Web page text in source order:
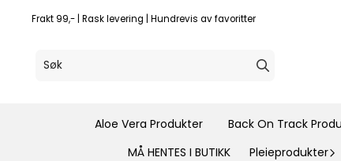
Hopp til innhold
Frakt 99,- | Rask levering | Hundrevis av favoritter
Aloe Vera Produkter Back On Track
MÅ HENTES I BUTIKK
Pleieprodukter